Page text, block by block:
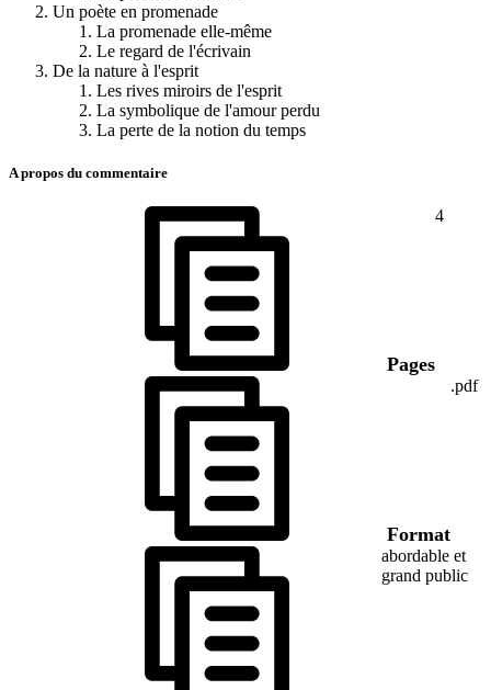
Un poète en promenade
La promenade elle-même
Le regard de l'écrivain
De la nature à l'esprit
Les rives miroirs de l'esprit
La symbolique de l'amour perdu
La perte de la notion du temps
A propos du commentaire
Pages
4
Format
.pdf
abordable et
grand public